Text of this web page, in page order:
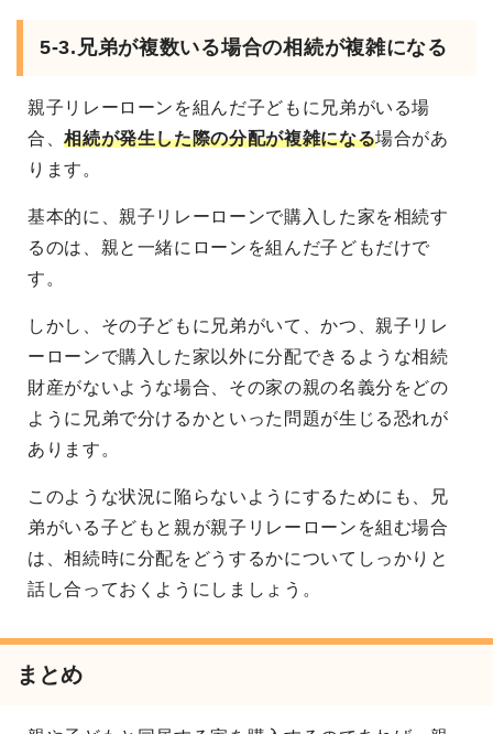
5-3. 兄弟が複数いる場合の相続が複雑になる
親子リレーローンを組んだ子どもに兄弟がいる場
合、相続が発生した際の分配が複雑になる場合があ
ります。
基本的に、親子リレーローンで購入した家を相続す
るのは、親と一緒にローンを組んだ子どもだけで
す。
しかし、その子どもに兄弟がいて、かつ、親子リレ
ーローンで購入した家以外に分配できるような相続
財産がないような場合、その家の親の名義分をどの
ように兄弟で分けるかといった問題が生じる恐れが
あります。
このような状況に陥らないようにするためにも、兄
弟がいる子どもと親が親子リレーローンを組む場合
は、相続時に分配をどうするかについてしっかりと
話し合っておくようにしましょう。
まとめ